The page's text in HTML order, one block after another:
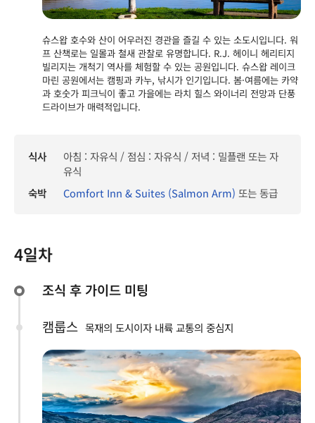
슈스왑 호수와 산이 어우러진 경관을 즐길 수 있는 소도시입니다. 워
프 산책로는 일몰과 철새 관찰로 유명합니다. R.J. 헤이니 헤리티지
빌리지는 개척기 역사를 체험할 수 있는 공원입니다. 슈스왑 레이크
마린 공원에서는 캠핑과 카누, 낚시가 인기입니다. 봄·여름에는 카약
과 호숫가 피크닉이 좋고 가을에는 라치 힐스 와이너리 전망과 단풍
드라이브가 매력적입니다.
식사
아침 : 자유식 / 점심 : 자유식 / 저녁 : 밀플랜 또는 자
유식
숙박
Comfort Inn & Suites (Salmon Arm) 또는 동급
4일차
조식 후 가이드 미팅
캠룹스 목재의 도시이자 내륙 교통의 중심지